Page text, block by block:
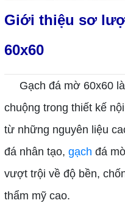
Giới thiệu sơ
60x60
Gạch đá mờ 60x60
chuộng trong thiết kế
từ những nguyên liệu
đá nhân tạo, gạch đá
vượt trội về độ bền,
thẩm mỹ cao.